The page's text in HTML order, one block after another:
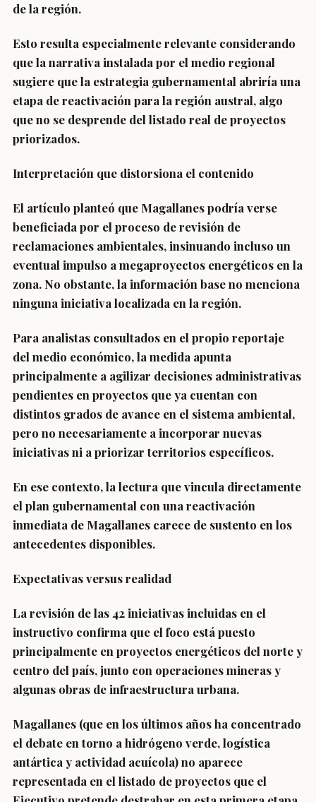
de la región.
Esto resulta especialmente relevante considerando
que la narrativa instalada por el medio regional
sugiere que la estrategia gubernamental abriría una
etapa de reactivación para la región austral, algo
que no se desprende del listado real de proyectos
priorizados.
Interpretación que distorsiona el contenido
El artículo planteó que Magallanes podría verse
beneficiada por el proceso de revisión de
reclamaciones ambientales, insinuando incluso un
eventual impulso a megaproyectos energéticos en la
zona. No obstante, la información base no menciona
ninguna iniciativa localizada en la región.
Para analistas consultados en el propio reportaje
del medio económico, la medida apunta
principalmente a agilizar decisiones administrativas
pendientes en proyectos que ya cuentan con
distintos grados de avance en el sistema ambiental,
pero no necesariamente a incorporar nuevas
iniciativas ni a priorizar territorios específicos.
En ese contexto, la lectura que vincula directamente
el plan gubernamental con una reactivación
inmediata de Magallanes carece de sustento en los
antecedentes disponibles.
Expectativas versus realidad
La revisión de las 42 iniciativas incluidas en el
instructivo confirma que el foco está puesto
principalmente en proyectos energéticos del norte y
centro del país, junto con operaciones mineras y
algunas obras de infraestructura urbana.
Magallanes (que en los últimos años ha concentrado
el debate en torno a hidrógeno verde, logística
antártica y actividad acuícola) no aparece
representada en el listado de proyectos que el